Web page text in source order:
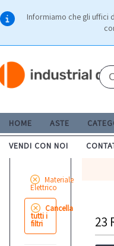
Informiamo che gli uffici
HOME ASTE
VENDI CON NOI
Materiale
Elettrico
Cancella
tutti i
filtri 23